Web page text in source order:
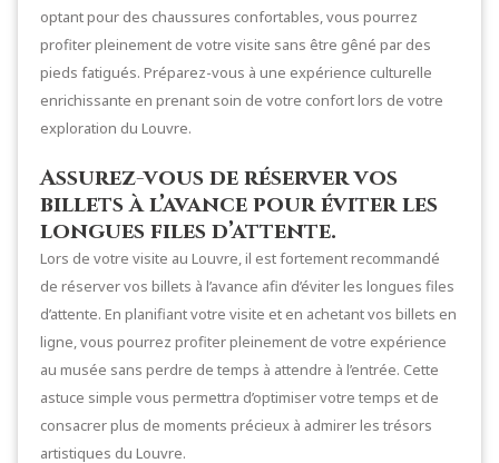
optant pour des chaussures confortables, vous pourrez
profiter pleinement de votre visite sans être gêné par des
pieds fatigués. Préparez-vous à une expérience culturelle
enrichissante en prenant soin de votre confort lors de votre
exploration du Louvre.
Assurez-vous de réserver vos
billets à l’avance pour éviter les
longues files d’attente.
Lors de votre visite au Louvre, il est fortement recommandé
de réserver vos billets à l’avance afin d’éviter les longues files
d’attente. En planifiant votre visite et en achetant vos billets en
ligne, vous pourrez profiter pleinement de votre expérience
au musée sans perdre de temps à attendre à l’entrée. Cette
astuce simple vous permettra d’optimiser votre temps et de
consacrer plus de moments précieux à admirer les trésors
artistiques du Louvre.